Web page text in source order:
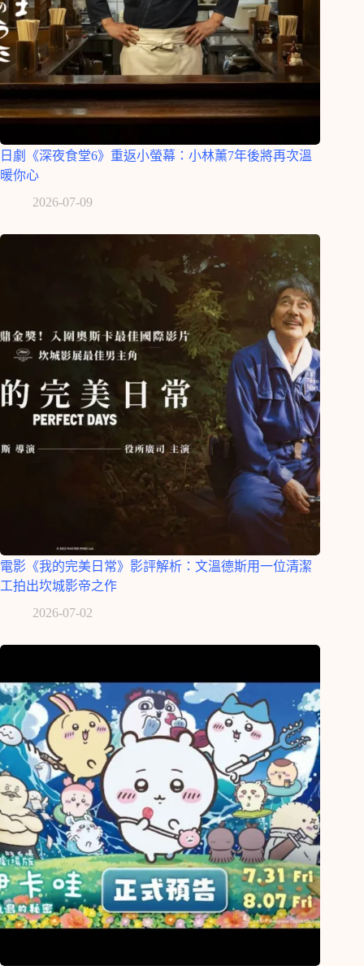
日劇《深夜食堂6》重返小螢幕：小林薰7年後將再次溫
暖你心
2026-07-09
電影《我的完美日常》影評解析：文溫德斯用一位清潔
工拍出坎城影帝之作
2026-07-02